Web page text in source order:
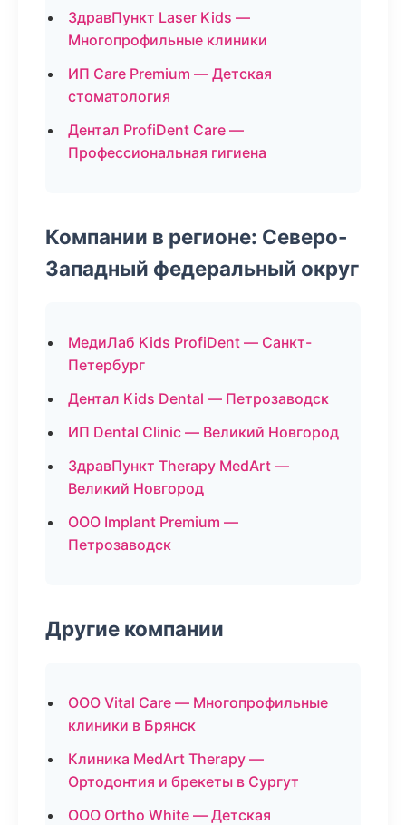
ЗдравПункт Laser Kids —
Многопрофильные клиники
ИП Care Premium — Детская
стоматология
Дентал ProfiDent Care —
Профессиональная гигиена
Компании в регионе: Северо-
Западный федеральный округ
МедиЛаб Kids ProfiDent — Санкт-
Петербург
Дентал Kids Dental — Петрозаводск
ИП Dental Clinic — Великий Новгород
ЗдравПункт Therapy MedArt —
Великий Новгород
ООО Implant Premium —
Петрозаводск
Другие компании
ООО Vital Care — Многопрофильные
клиники в Брянск
Клиника MedArt Therapy —
Ортодонтия и брекеты в Сургут
ООО Ortho White — Детская